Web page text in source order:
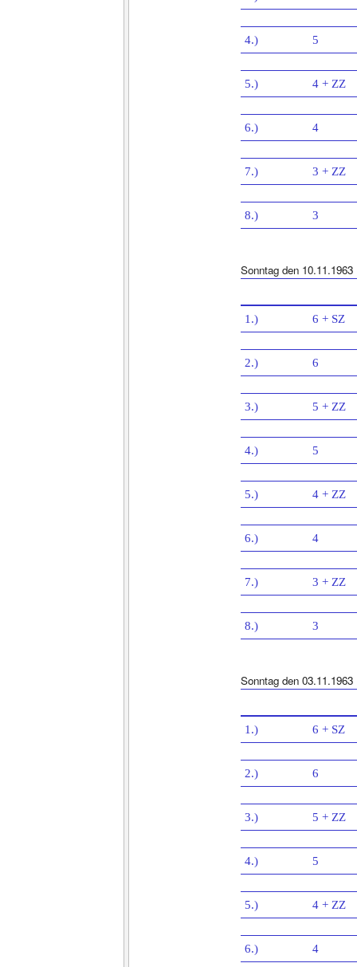
4.) 5
5.) 4 + ZZ
6.) 4
7.) 3 + ZZ
8.) 3
Sonntag den 10.11.1963
1.) 6 + SZ
2.) 6
3.) 5 + ZZ
4.) 5
5.) 4 + ZZ
6.) 4
7.) 3 + ZZ
8.) 3
Sonntag den 03.11.1963
1.) 6 + SZ
2.) 6
3.) 5 + ZZ
4.) 5
5.) 4 + ZZ
6.) 4